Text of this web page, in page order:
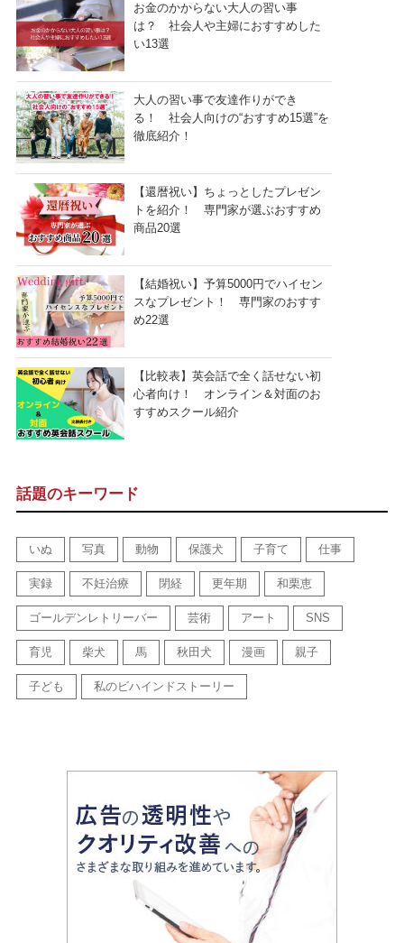
お金のかからない大人の習い事
は？ 社会人や主婦におすすめした
い13選
大人の習い事で友達作りができ
る！ 社会人向けの“おすすめ15選”を
徹底紹介！
【還暦祝い】ちょっとしたプレゼン
トを紹介！ 専門家が選ぶおすすめ
商品20選
【結婚祝い】予算5000円でハイセン
スなプレゼント！ 専門家のおすす
め22選
【比較表】英会話で全く話せない初
心者向け！ オンライン＆対面のお
すすめスクール紹介
話題のキーワード
いぬ 写真 動物 保護犬 子育て 仕事
実録 不妊治療 閉経 更年期 和栗恵
ゴールデンレトリーバー 芸術 アート SNS
育児 柴犬 馬 秋田犬 漫画 親子
子ども 私のビハインドストーリー